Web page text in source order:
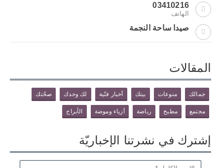
03410216
الهاتف
صيدا ساحة النجمة
المقالات
جمالك منوعات بيتك أخبار فنّية لك وحدك صحّتك
مجتمع مطبخ رياضة أزياء وموضة الأبراج
إشترك في نشرتنا الإخباريّة